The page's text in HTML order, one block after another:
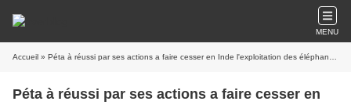
MENU
Accueil » Péta à réussi par ses actions a faire cesser en Inde l'exploitation des éléphants en cirques
Péta à réussi par ses actions a faire cesser en